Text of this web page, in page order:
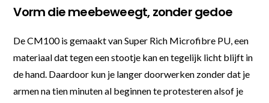
Vorm die meebeweegt, zonder gedoe
De CM100 is gemaakt van Super Rich Microfibre PU, een
materiaal dat tegen een stootje kan en tegelijk licht blijft in
de hand. Daardoor kun je langer doorwerken zonder dat je
armen na tien minuten al beginnen te protesteren alsof je